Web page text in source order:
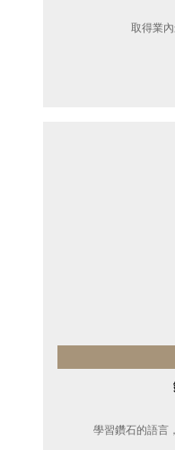
取得業內
學習鑽石的語言